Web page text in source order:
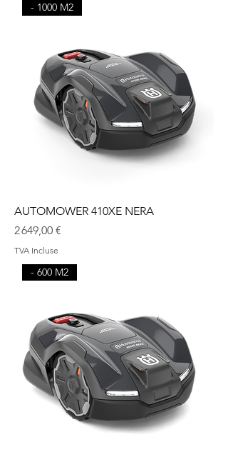
- 1000 M2
AUTOMOWER 410XE NERA
Prix
2 649,00 €
TVA Incluse
- 600 M2